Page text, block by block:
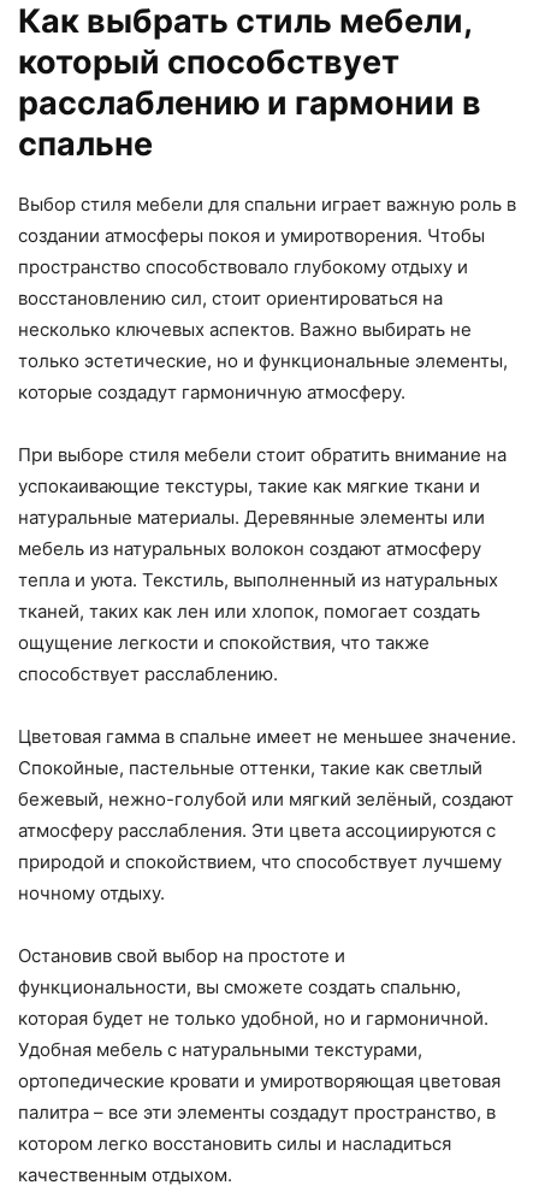
Как выбрать стиль мебели,
который способствует
расслаблению и гармонии в
спальне
Выбор стиля мебели для спальни играет важную роль в
создании атмосферы покоя и умиротворения. Чтобы
пространство способствовало глубокому отдыху и
восстановлению сил, стоит ориентироваться на
несколько ключевых аспектов. Важно выбирать не
только эстетические, но и функциональные элементы,
которые создадут гармоничную атмосферу.
При выборе стиля мебели стоит обратить внимание на
успокаивающие текстуры, такие как мягкие ткани и
натуральные материалы. Деревянные элементы или
мебель из натуральных волокон создают атмосферу
тепла и уюта. Текстиль, выполненный из натуральных
тканей, таких как лен или хлопок, помогает создать
ощущение легкости и спокойствия, что также
способствует расслаблению.
Цветовая гамма в спальне имеет не меньшее значение.
Спокойные, пастельные оттенки, такие как светлый
бежевый, нежно-голубой или мягкий зелёный, создают
атмосферу расслабления. Эти цвета ассоциируются с
природой и спокойствием, что способствует лучшему
ночному отдыху.
Остановив свой выбор на простоте и
функциональности, вы сможете создать спальню,
которая будет не только удобной, но и гармоничной.
Удобная мебель с натуральными текстурами,
ортопедические кровати и умиротворяющая цветовая
палитра – все эти элементы создадут пространство, в
котором легко восстановить силы и насладиться
качественным отдыхом.